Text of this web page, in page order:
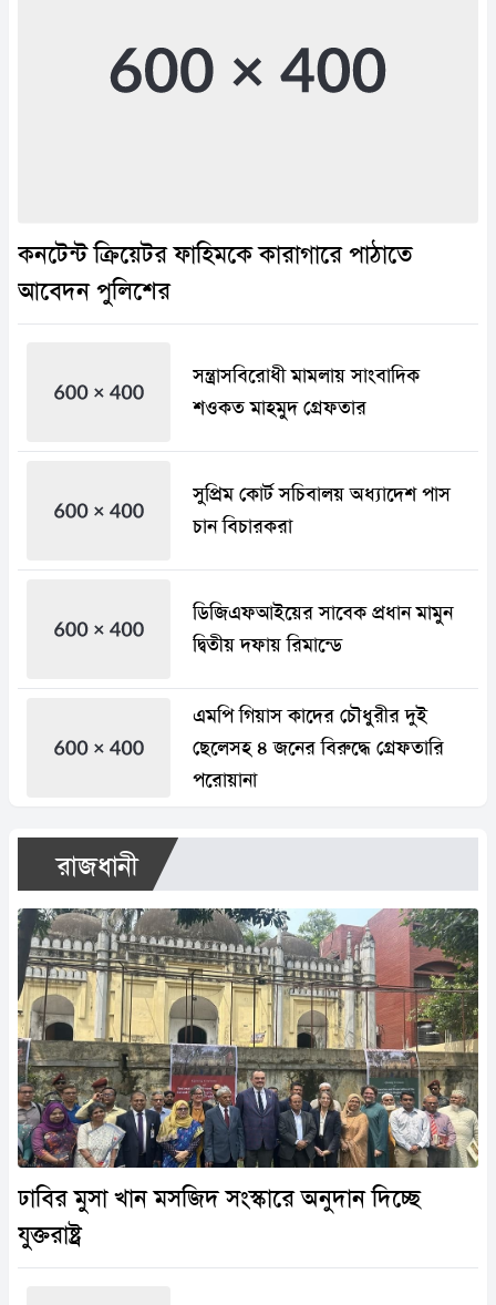
কনটেন্ট ক্রিয়েটর ফাহিমকে কারাগারে পাঠাতে
আবেদন পুলিশের
সন্ত্রাসবিরোধী মামলায় সাংবাদিক
শওকত মাহমুদ গ্রেফতার
সুপ্রিম কোর্ট সচিবালয় অধ্যাদেশ পাস
চান বিচারকরা
ডিজিএফআইয়ের সাবেক প্রধান মামুন
দ্বিতীয় দফায় রিমান্ডে
এমপি গিয়াস কাদের চৌধুরীর দুই
ছেলেসহ ৪ জনের বিরুদ্ধে গ্রেফতারি
পরোয়ানা
রাজধানী
ঢাবির মুসা খান মসজিদ সংস্কারে অনুদান দিচ্ছে
যুক্তরাষ্ট্র